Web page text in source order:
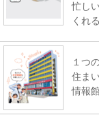
忙し
くれ
１つ
住ま
情報